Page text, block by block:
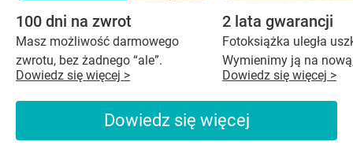
100 dni na zwrot
Masz możliwość darmowego
zwrotu, bez żadnego “ale”.
Dowiedz się więcej >
2 lata gwarancji
Fotoksiążka uległa
Wymienimy ją na
Dowiedz się więcej >
Dowiedz się więcej